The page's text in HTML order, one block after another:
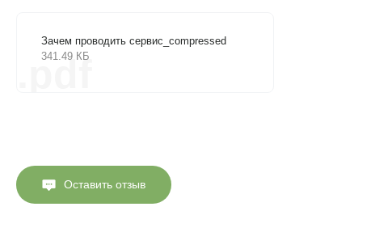
Зачем проводить сервис_compressed
341.49 КБ
.pdf
Оставить отзыв